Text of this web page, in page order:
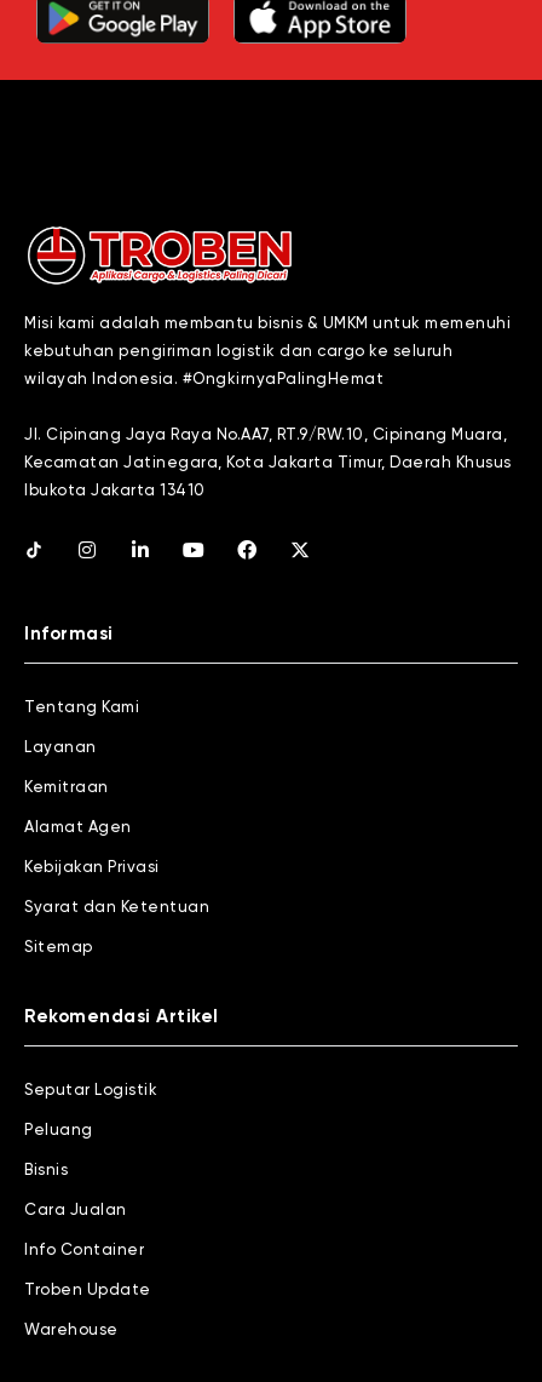
Misi kami adalah membantu bisnis & UMKM untuk memenuhi
kebutuhan pengiriman logistik dan cargo ke seluruh
wilayah Indonesia. #OngkirnyaPalingHemat
Jl. Cipinang Jaya Raya No.AA7, RT.9/RW.10, Cipinang Muara,
Kecamatan Jatinegara, Kota Jakarta Timur, Daerah Khusus
Ibukota Jakarta 13410
Informasi
Tentang Kami
Layanan
Kemitraan
Alamat Agen
Kebijakan Privasi
Syarat dan Ketentuan
Sitemap
Rekomendasi Artikel
Seputar Logistik
Peluang
Bisnis
Cara Jualan
Info Container
Troben Update
Warehouse